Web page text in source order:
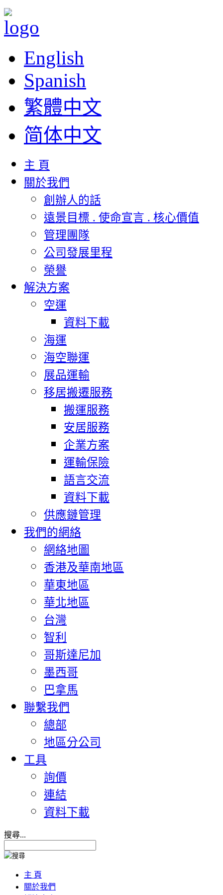
English
Spanish
繁體中文
简体中文
主 頁
關於我們
創辦人的話
遠景目標 . 使命宣言 . 核心價值
管理團隊
公司發展里程
榮譽
解決方案
空運
資料下載
海運
海空聯運
展品運輸
移居搬遷服務
搬運服務
安居服務
企業方案
運輸保險
語言交流
資料下載
供應鏈管理
我們的網絡
網絡地圖
香港及華南地區
華東地區
華北地區
台灣
智利
哥斯達尼加
墨西哥
巴拿馬
聯繫我們
總部
地區分公司
工具
詢價
連結
資料下載
搜尋...
主 頁
關於我們